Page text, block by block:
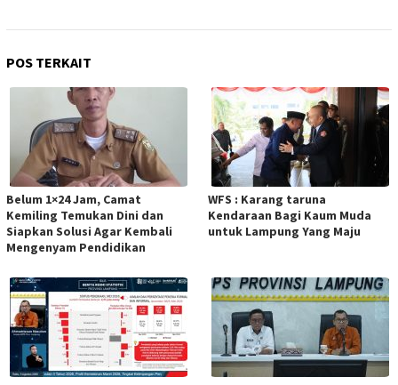
POS TERKAIT
Belum 1×24 Jam, Camat
Kemiling Temukan Dini dan
Siapkan Solusi Agar Kembali
Mengenyam Pendidikan
WFS : Karang taruna
Kendaraan Bagi Kaum Muda
untuk Lampung Yang Maju